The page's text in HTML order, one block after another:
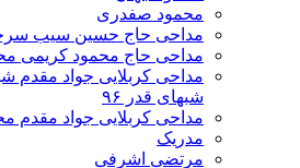
محمود صفدری
مداحی حاج حسین سیب
مداحی حاج محمود کریمی
مداحی کربلایی جواد
شبهای قدر ۹۶
مداحی کربلایی جواد مقدم
مدریک
مرتضی اشرفی